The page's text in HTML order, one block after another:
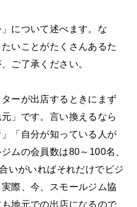
について述べます。な
いことがたくさんあるた
ご了承ください。
ーが出店するときにまず
」です。言い換えるなら
「自分が知っている人が
ムの会員数は80～100名、
いがいればそれだけでビジ
際、今、スモールジム協
地元での出店になるので